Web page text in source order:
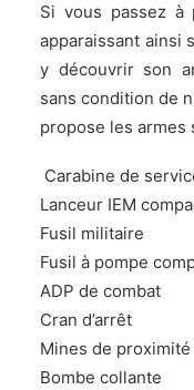
Si vous passez à
apparaissant ainsi
y découvrir son
sans condition de
propose les armes
Carabine de
Lanceur IEM
Fusil militaire
Fusil à pompe
ADP de combat
Cran d’arrêt
Mines de proximité
Bombe collante